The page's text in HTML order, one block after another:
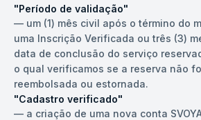
"Período de validação"
— um (1) mês civil após o término do
uma Inscrição Verificada ou três (3)
data de conclusão do serviço
o qual verificamos se a reserva não
reembolsada ou estornada.
"Cadastro verificado"
— a criação de uma nova conta